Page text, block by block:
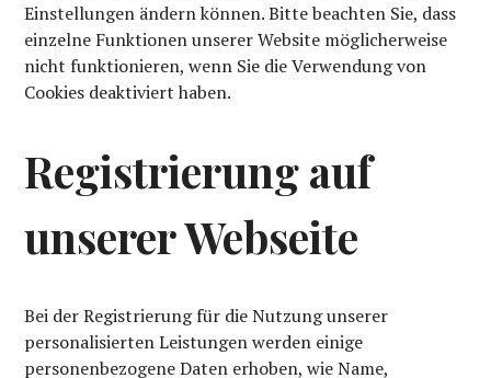
Einstellungen ändern können. Bitte beachten Sie, dass
einzelne Funktionen unserer Website möglicherweise
nicht funktionieren, wenn Sie die Verwendung von
Cookies deaktiviert haben.
Registrierung auf
unserer Webseite
Bei der Registrierung für die Nutzung unserer
personalisierten Leistungen werden einige
personenbezogene Daten erhoben, wie Name,